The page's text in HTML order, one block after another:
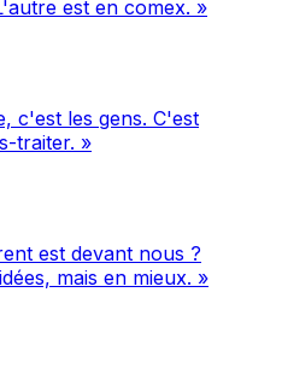
est en comex. »
c'est les gens. C'est
traiter. »
est devant nous ?
mais en mieux. »